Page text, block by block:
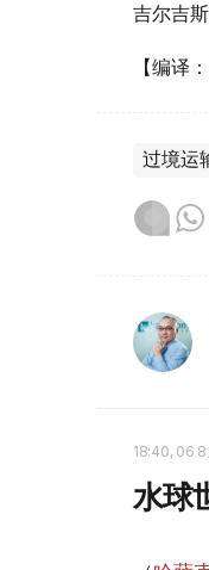
吉尔吉
【编译
过境运
18:40, 06
水球